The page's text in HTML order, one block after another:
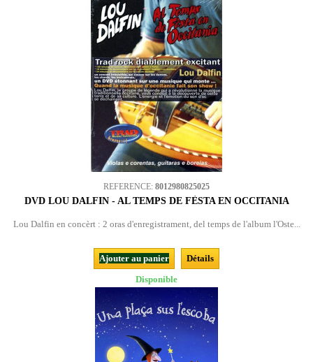
REFERENCE: 8012980825025
DVD LOU DALFIN - AL TEMPS DE FÈSTA EN OCCITANIA
Lou Dalfin en concèrt : 2 oras d'enregistrament, del temps de l'album l'Oste...
Ajouter au panier
Détails
Disponible